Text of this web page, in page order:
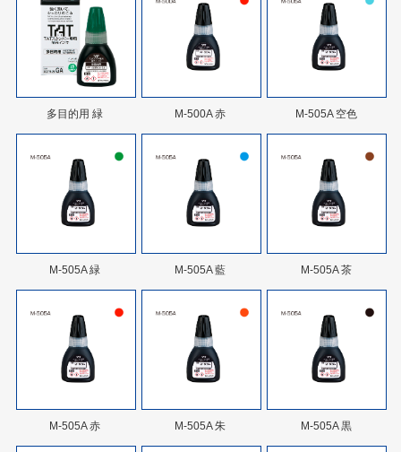
多目的用 緑 M-500A 赤 M-505A 空色
M-505A 緑 M-505A 藍 M-505A 茶
M-505A 赤 M-505A 朱 M-505A 黒